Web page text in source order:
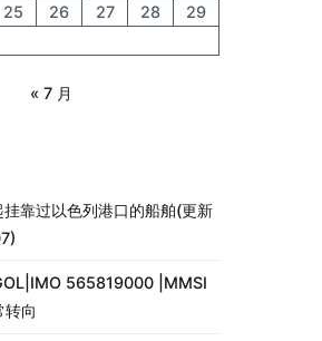
25 26 27 28
29
« 7 月
靠过以色列港口的船舶(更新
565819000 |MMSI
向